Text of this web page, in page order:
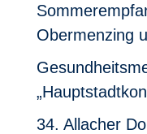
Obermenzing
34. Allacher